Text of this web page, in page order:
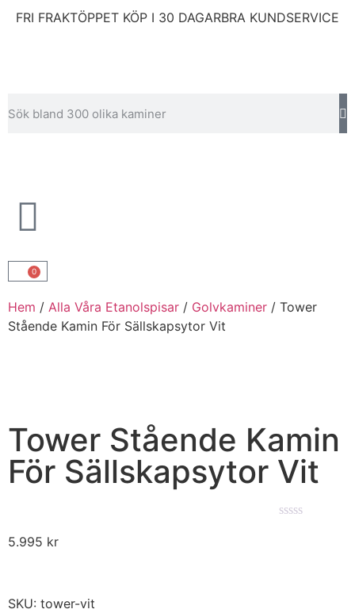
FRI FRAKTÖPPET KÖP I 30 DAGARBRA KUNDSERVICE
0
Hem / Alla Våra Etanolspisar / Golvkaminer / Tower
Stående Kamin För Sällskapsytor Vit
Tower Stående Kamin
För Sällskapsytor Vit
5.995 kr
SKU: tower-vit